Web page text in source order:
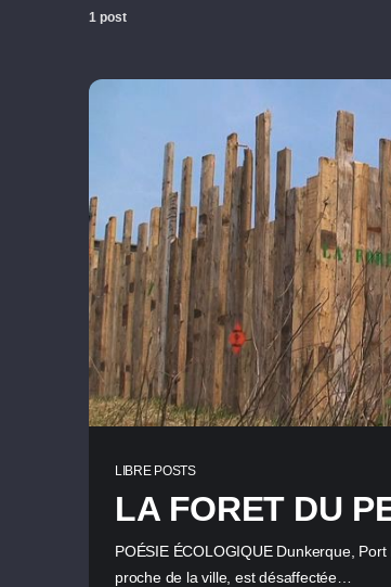
1 post
LIBRE POSTS
LA FORET DU
POÉSIE ÉCOLOGIQUE Dunkerque,
proche de la ville, est désaffectée…